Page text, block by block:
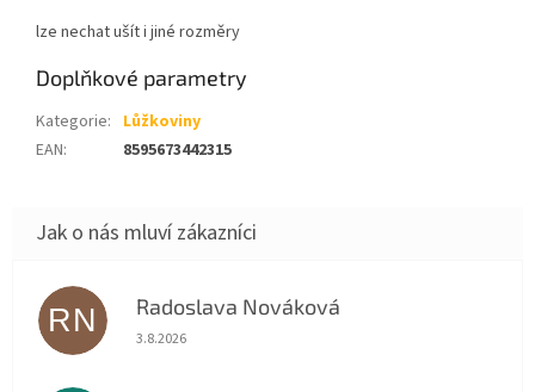
lze nechat ušít i jiné rozměry
Doplňkové parametry
Kategorie: Lůžkoviny
EAN: 8595673442315
RN Radoslava Nováková
Hodnocení obchodu je 5 z 5 hvězdiček.
3.8.2026